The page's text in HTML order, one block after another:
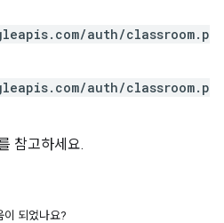
auth/classroom.p
auth/classroom.p
참고하세요.
이 되었나요?